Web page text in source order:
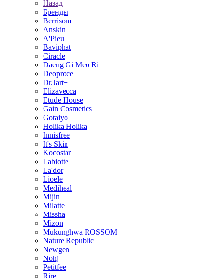
Назад
Бренды
Berrisom
Anskin
A'Pieu
Baviphat
Ciracle
Daeng Gi Meo Ri
Deoproce
Dr.Jart+
Elizavecca
Etude House
Gain Cosmetics
Gotaiyo
Holika Holika
Innisfree
It's Skin
Kocostar
Labiotte
La'dor
Lioele
Mediheal
Mijin
Milatte
Missha
Mizon
Mukunghwa ROSSOM
Nature Republic
Newgen
Nohj
Petitfee
Rire